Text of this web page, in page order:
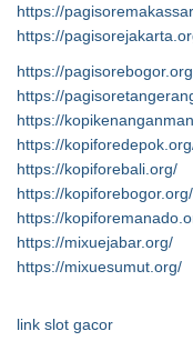
https://
https://
https://
https://
https://
https://
https://kopiforebali.org/
https://kopiforebogor.org/
https://
https://mixuejabar.org/
https://mixuesumut.org/
link slot gacor